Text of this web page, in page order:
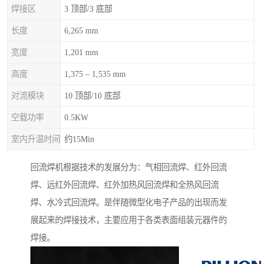
焊接区 3 顶部/3 底部
长度 6,265 mm
宽度 1,201 mm
高度 1,375 – 1,535 mm
对流模块 10 顶部/10 底部
空载功率 0.5KW
室内升温时间 约15Min
回流焊机根据技术的发展分为：气相回流焊、红外回流
焊、远红外回流焊、红外加热风回流焊和全热风回流
焊、水冷式回流焊。是伴随微型化电子产品的出现而发
展起来的焊接技术，主要应用于各类表面组装元器件的
焊接。